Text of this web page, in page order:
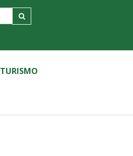
TURISMO